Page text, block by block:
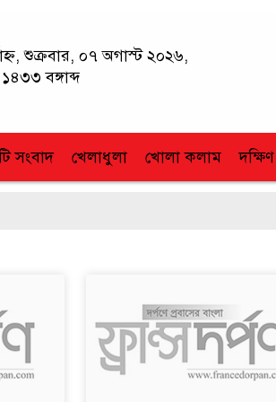
শুক্রবার, ০৭ অগাস্ট ২০২৬,
বঙ্গাব্দ
সংবাদ খেলাধুলা খোলা কলাম